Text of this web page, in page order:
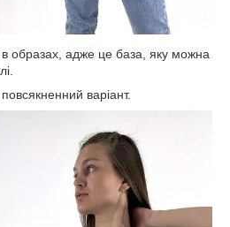
образах, адже це база, яку можна
варіант.